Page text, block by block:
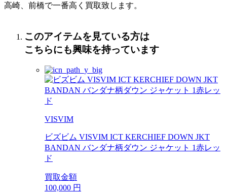
高崎、前橋で一番高く買取致します。
このアイテムを見ている方は
こちらにも興味を持っています
VISVIM
ビズビム VISVIM ICT KERCHIEF DOWN JKT
BANDAN バンダナ柄ダウン ジャケット 1赤レッ
ド
買取金額
100,000 円